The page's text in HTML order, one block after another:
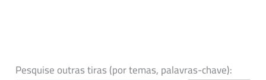
Pesquise outras tiras (por temas, palavras-chave):